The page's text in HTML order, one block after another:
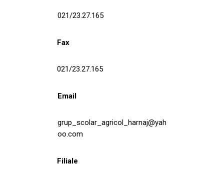
021/23.27.165
Fax
021/23.27.165
Email
grup_scolar_agricol_harnaj@yah
oo.com
Filiale